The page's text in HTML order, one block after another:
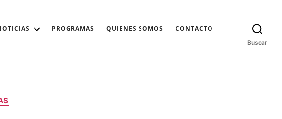
PROGRAMAS QUIENES SOMOS CONTACTO
Buscar